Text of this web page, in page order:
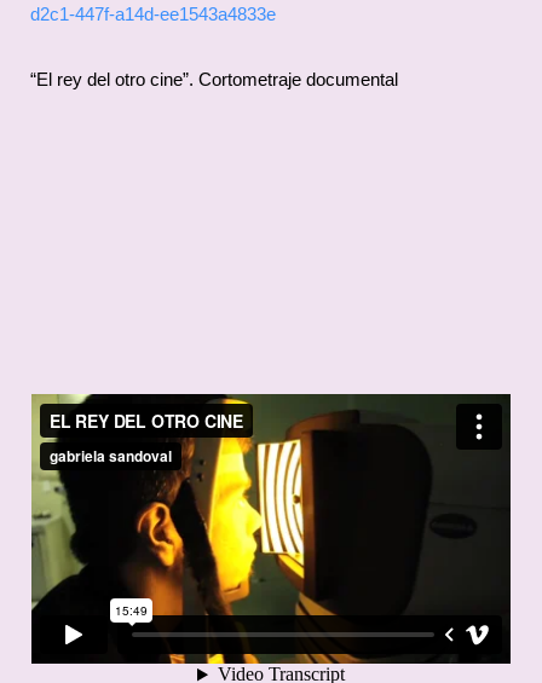
d2c1-447f-a14d-ee1543a4833e
“El rey del otro cine”. Cortometraje documental